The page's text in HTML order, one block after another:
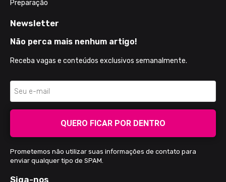
Preparação
Newsletter
Não perca mais nenhum artigo!
Receba vagas e conteúdos exclusivos semanalmente.
QUERO FICAR POR DENTRO
Prometemos não utilizar suas informações de contato para
enviar qualquer tipo de SPAM.
Siga-nos